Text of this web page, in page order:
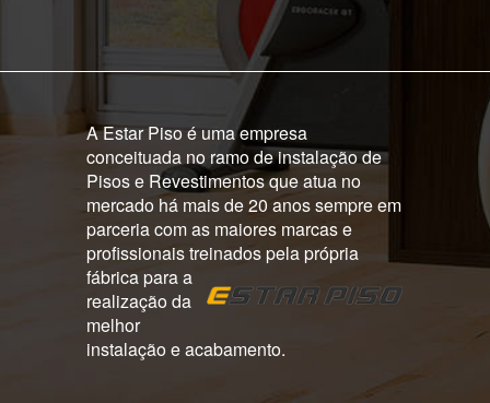
A Estar Piso é uma empresa
conceituada no ramo de instalação de
Pisos e Revestimentos que atua no
mercado há mais de 20 anos sempre em
parceria com as maiores marcas e
profissionais treinados pela própria
fábrica para a
realização da
melhor
instalação e acabamento.